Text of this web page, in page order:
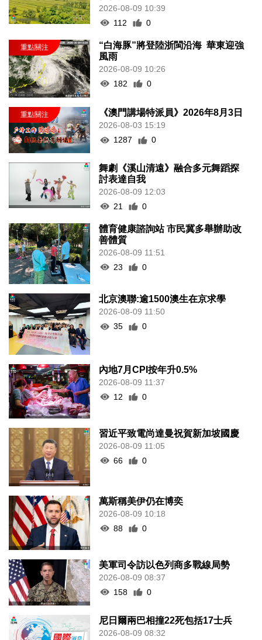
2026-08-09 10:39
112
0
“白海豚”將登陸浙閩沿海 華東迎強
風雨
2026-08-09 10:26
182
0
《澳門講場特派員》2026年8月3日
2026-08-03 15:19
1287
0
舞劇《溪山清遠》融合多元舞蹈探
討表達自我
2026-08-09 12:03
21
0
體育健康諮詢站 市民冀多舉辦助改
善體質
2026-08-09 11:51
23
0
北京澳聯:逾1500澳生在京求學
2026-08-09 11:50
35
0
內地7月CPI按年升0.5%
2026-08-09 11:37
12
0
習近平致電尚達曼祝賀新加坡國慶
2026-08-09 11:05
66
0
萬斯稱美伊仍在博奕
2026-08-09 10:18
88
0
美軍司令訪以色列商多戰線局勢
2026-08-09 08:37
158
0
尼日爾兩巴相撞22死包括17士兵
2026-08-09 08:32